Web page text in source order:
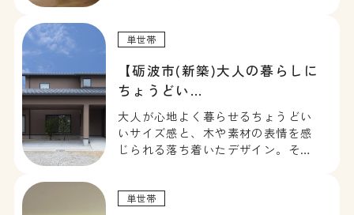
単世帯
【砺波市(新築)大人の暮らしに
ちょうどい…
大人が心地よく暮らせるちょうどい
いサイズ感と、木や素材の表情を感
じられる落ち着いたデザイン。それ
ありながら、プライベートな時間を
単世帯